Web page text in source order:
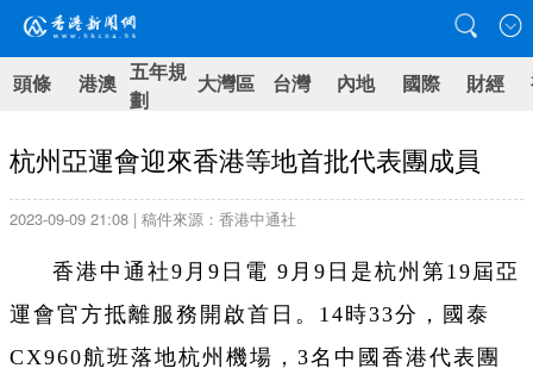
頭條 港澳 五年規
劃
大灣區 台灣 內地 國際 財經
杭州亞運會迎來香港等地首批代表團成員
2023-09-09 21:08 | 稿件來源：香港中通社
香港中通社9月9日電 9月9日是杭州第19屆亞
運會官方抵離服務開啟首日。14時33分，國泰
CX960航班落地杭州機場，3名中國香港代表團